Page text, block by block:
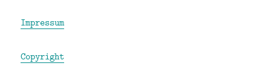
Impressum
Copyright